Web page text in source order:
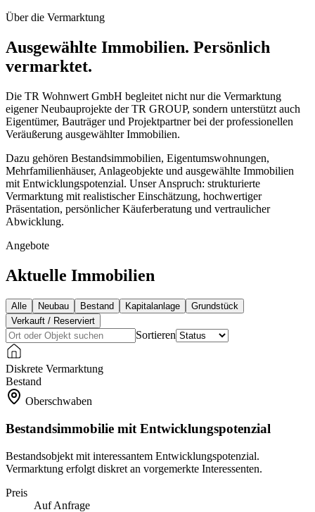
Über die Vermarktung
Ausgewählte Immobilien. Persönlich
vermarktet.
Die TR Wohnwert GmbH begleitet nicht nur die Vermarktung
eigener Neubauprojekte der TR GROUP, sondern unterstützt auch
Eigentümer, Bauträger und Projektpartner bei der professionellen
Veräußerung ausgewählter Immobilien.
Dazu gehören Bestandsimmobilien, Eigentumswohnungen,
Mehrfamilienhäuser, Anlageobjekte und ausgewählte Immobilien
mit Entwicklungspotenzial. Unser Anspruch: strukturierte
Vermarktung mit realistischer Einschätzung, hochwertiger
Präsentation, persönlicher Käuferberatung und vertraulicher
Abwicklung.
Angebote
Aktuelle Immobilien
Alle Neubau Bestand Kapitalanlage
Grundstück
Verkauft / Reserviert
Sortieren
Diskrete Vermarktung
Bestand
Oberschwaben
Bestandsimmobilie mit Entwicklungspotenzial
Bestandsobjekt mit interessantem Entwicklungspotenzial.
Vermarktung erfolgt diskret an vorgemerkte Interessenten.
Preis
Auf Anfrage